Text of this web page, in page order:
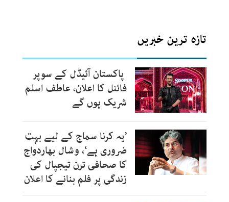
تازہ ترین خبریں
پاکستان آئیڈل کے سوپر
فائنل کا اعلان، عاطف اسلم
شریک ہوں گے
’یہ کرنا سماج کے لیے بہت
ضروری ہے‘، وشال بھاردواج
کا صحافی ترن تیجپال کی
زندگی پر فلم بنانے کا اعلان